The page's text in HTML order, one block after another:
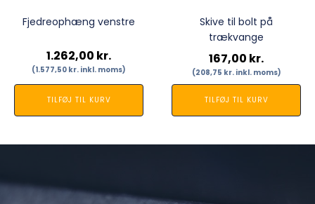
Fjedreophæng venstre
1.262,00 kr.
(1.577,50 kr. inkl. moms)
TILFØJ TIL KURV
Skive til bolt på
trækvange
167,00 kr.
(208,75 kr.inkl. moms)
TILFØJ TIL KURV